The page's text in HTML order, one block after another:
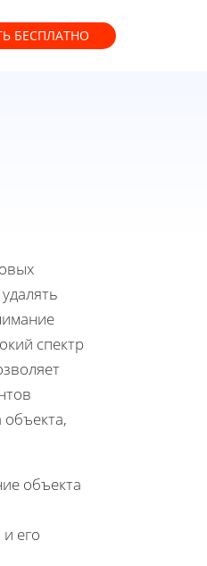
БЕСПЛАТНО
спектр
объекта
его